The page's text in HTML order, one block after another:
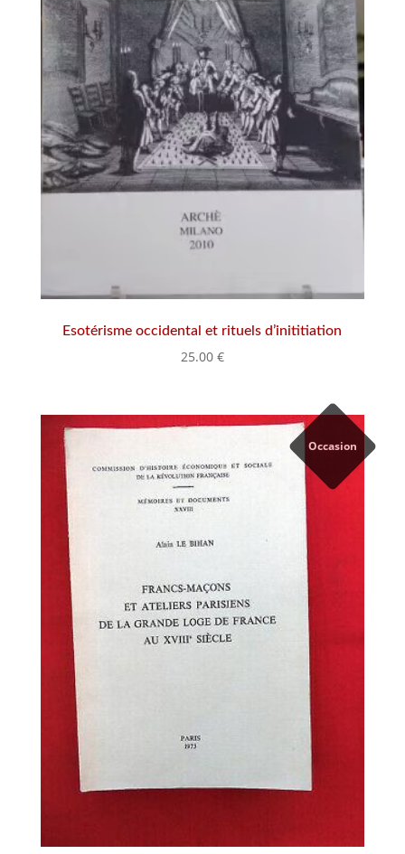
Esotérisme occidental et rituels d’inititiation
25.00 €
Occasion